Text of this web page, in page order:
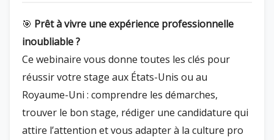
🎯 Prêt à vivre une expérience professionnelle
inoubliable ?
Ce webinaire vous donne toutes les clés pour
réussir votre stage aux États-Unis ou au
Royaume-Uni : comprendre les démarches,
trouver le bon stage, rédiger une candidature qui
attire l’attention et vous adapter à la culture pro